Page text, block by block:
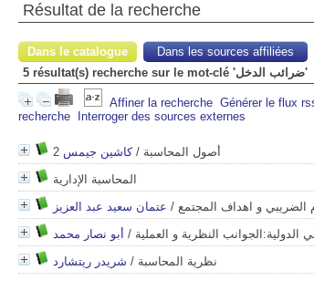
Résultat de la recherche
Dans le catalogue
Dans les sources affiliées
5 résultat(s) recherche sur le mot-clé 'ضرائب الدخل'
Affiner la recherche Générer le flux
recherche
Interroger des sources externes
2 أصول المحاسبة /كاشين جيمس
المحاسبة الإدارية
الضريبي و اهداف المجتمع / عتمان سعيد عبد العزيز
الدولية:الجوانب النظرية و العملية / أبو نصار محمد
نظرية المحاسبة / شريدر ريتشارد